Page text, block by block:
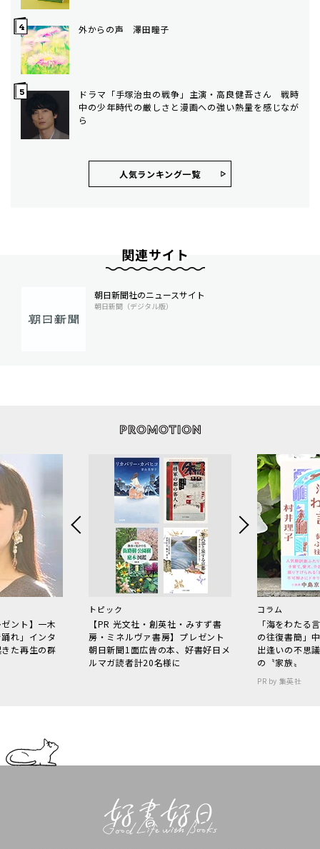
外からの声 澤田瞳子
ドラマ「手塚治虫の戦争」主演・高良健吾さん 戦時
中の少年時代の厳しさと漫画への強い熱量を感じなが
ら
人気ランキング⼀覧
関連サイト
朝日新聞社のニュースサイト
朝日新聞（デジタル版）
ント】一木
れ」インタ
た再生の群
トピック
【PR 光文社・創英社・みすず書
房・ミネルヴァ書房】プレゼント
朝日新聞1面広告の本、好書好日メ
ルマガ読者計20名様に
コラム
「海をわた
の往復書簡」
出逢いの不思
の〝家族〟
PR by 集英社